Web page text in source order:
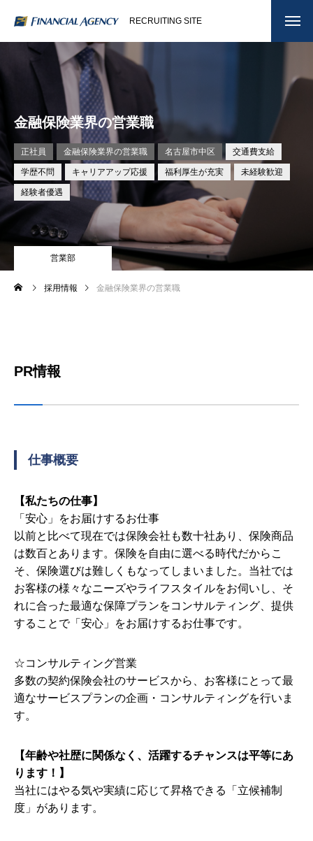
RECRUITING SITE
金融保険業界の営業職
正社員 金融保険業界の営業職 名古屋市中区 交通費支給
学歴不問 キャリアアップ応援 福利厚生が充実 未経験歓迎
経験者優遇
営業部
採用情報 金融保険業界の営業職
PR情報
仕事概要
【私たちの仕事】
「安心」をお届けするお仕事
以前と比べて現在では保険会社も数十社あり、保険商品
は数百とあります。保険を自由に選べる時代だからこ
そ、保険選びは難しくもなってしまいました。当社では
お客様の様々なニーズやライフスタイルをお伺いし、そ
れに合った最適な保障プランをコンサルティング、提供
することで「安心」をお届けするお仕事です。
☆コンサルティング営業
多数の契約保険会社のサービスから、お客様にとって最
適なサービスプランの企画・コンサルティングを行いま
す。
【年齢や社歴に関係なく、活躍するチャンスは平等にあ
ります！】
当社にはやる気や実績に応じて昇格できる「立候補制
度」があります。